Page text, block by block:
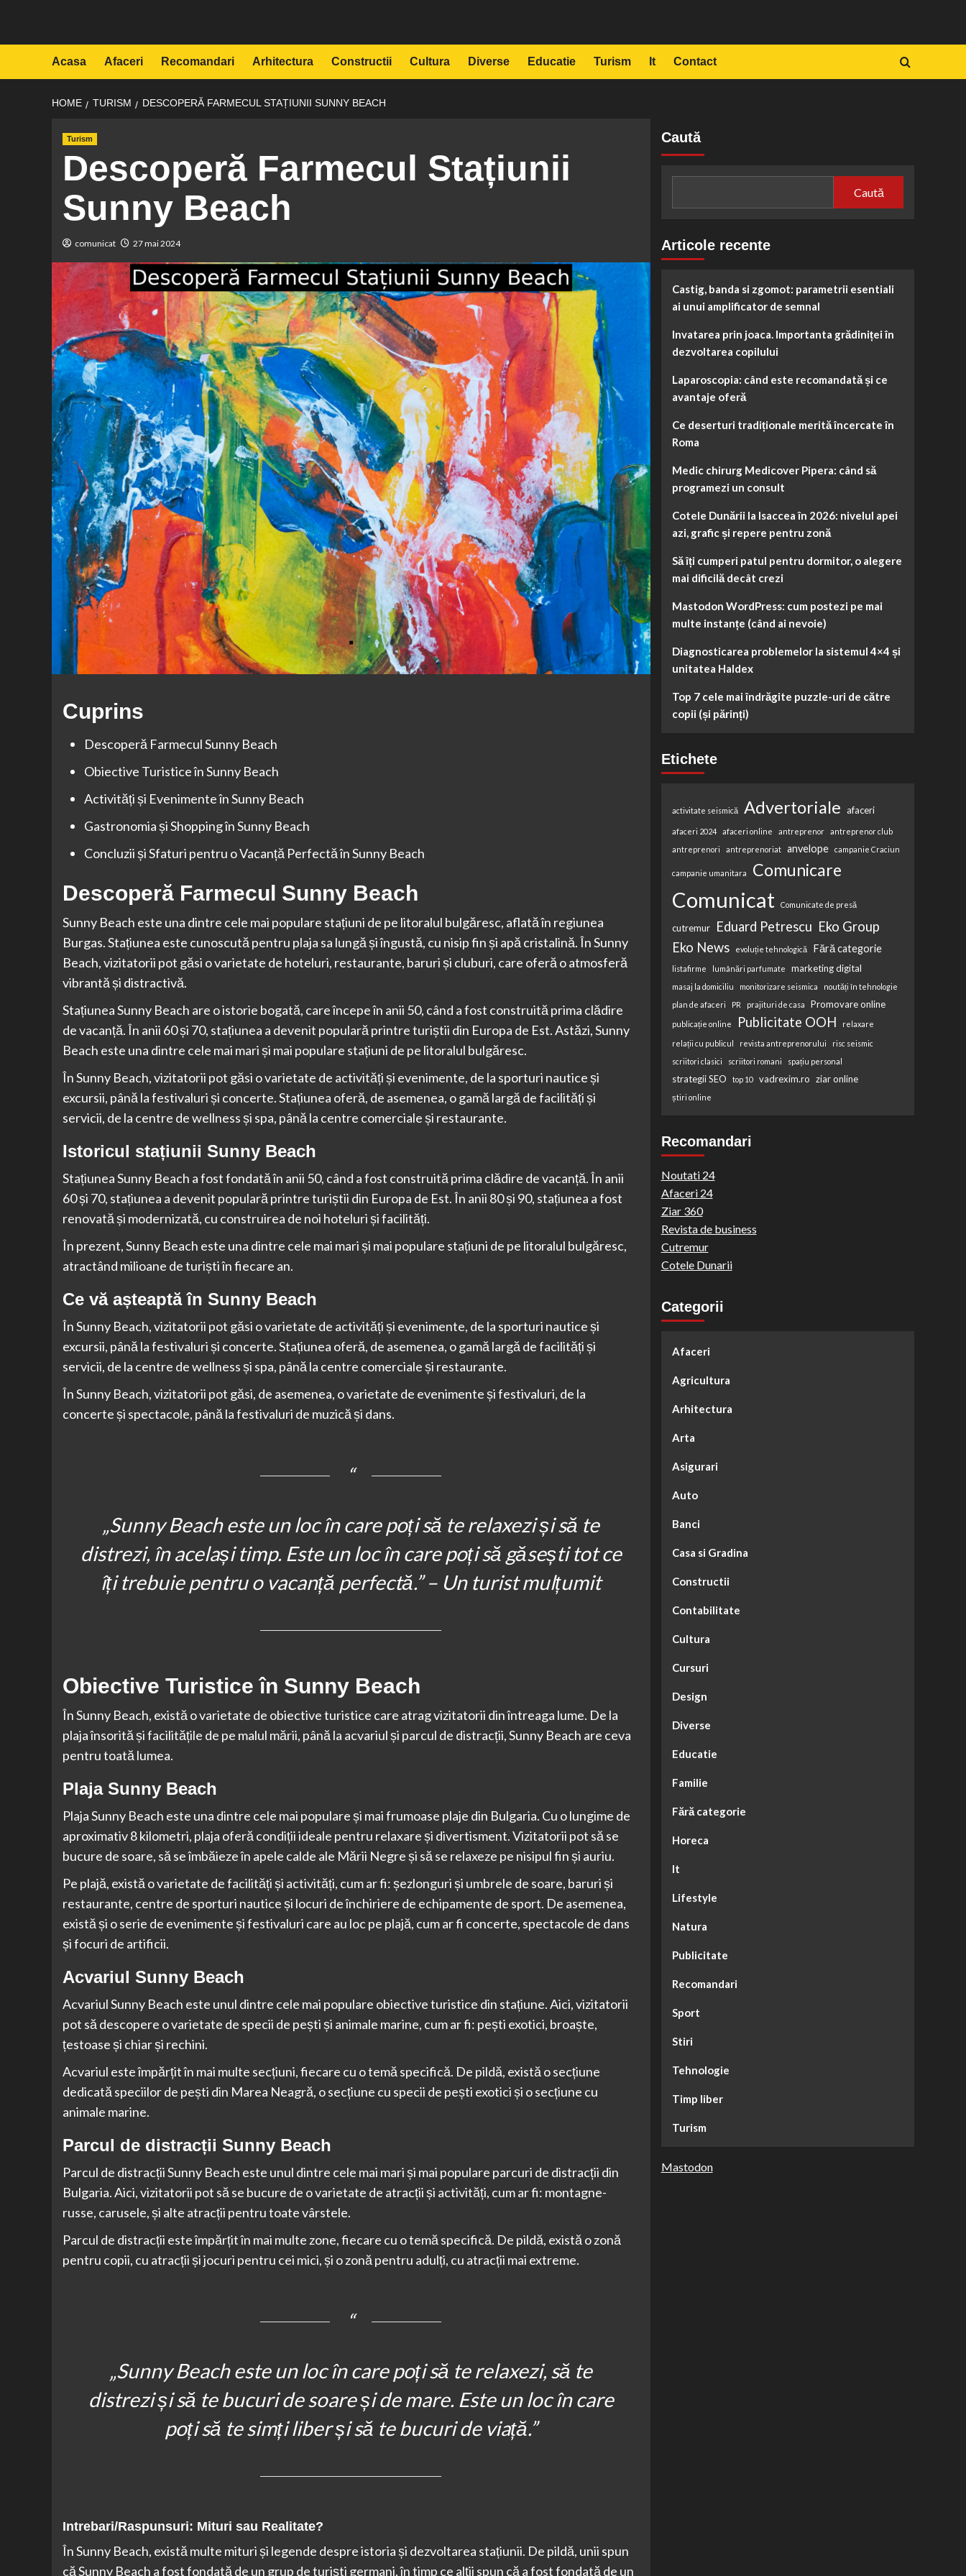
content
Acasa Afaceri Recomandari Arhitectura Constructii Cultura Diverse Educatie Turism It Contact
HOME TURISM DESCOPERĂ FARMECUL STAȚIUNII SUNNY BEACH
Turism
Descoperă Farmecul Stațiunii
Sunny Beach
comunicat 27 mai 2024
Cuprins
Descoperă Farmecul Sunny Beach
Obiective Turistice în Sunny Beach
Activități și Evenimente în Sunny Beach
Gastronomia și Shopping în Sunny Beach
Concluzii și Sfaturi pentru o Vacanță Perfectă în Sunny Beach
Descoperă Farmecul Sunny Beach
Sunny Beach este una dintre cele mai populare stațiuni de pe litoralul bulgăresc, aflată în regiunea
Burgas. Stațiunea este cunoscută pentru plaja sa lungă și îngustă, cu nisip fin și apă cristalină. În Sunny
Beach, vizitatorii pot găsi o varietate de hoteluri, restaurante, baruri și cluburi, care oferă o atmosferă
vibrantă și distractivă.
Stațiunea Sunny Beach are o istorie bogată, care începe în anii 50, când a fost construită prima clădire
de vacanță. În anii 60 și 70, stațiunea a devenit populară printre turiștii din Europa de Est. Astăzi, Sunny
Beach este una dintre cele mai mari și mai populare stațiuni de pe litoralul bulgăresc.
În Sunny Beach, vizitatorii pot găsi o varietate de activități și evenimente, de la sporturi nautice și
excursii, până la festivaluri și concerte. Stațiunea oferă, de asemenea, o gamă largă de facilități și
servicii, de la centre de wellness și spa, până la centre comerciale și restaurante.
Istoricul stațiunii Sunny Beach
Stațiunea Sunny Beach a fost fondată în anii 50, când a fost construită prima clădire de vacanță. În anii
60 și 70, stațiunea a devenit populară printre turiștii din Europa de Est. În anii 80 și 90, stațiunea a fost
renovată și modernizată, cu construirea de noi hoteluri și facilități.
În prezent, Sunny Beach este una dintre cele mai mari și mai populare stațiuni de pe litoralul bulgăresc,
atractând milioane de turiști în fiecare an.
Ce vă așteaptă în Sunny Beach
În Sunny Beach, vizitatorii pot găsi o varietate de activități și evenimente, de la sporturi nautice și
excursii, până la festivaluri și concerte. Stațiunea oferă, de asemenea, o gamă largă de facilități și
servicii, de la centre de wellness și spa, până la centre comerciale și restaurante.
În Sunny Beach, vizitatorii pot găsi, de asemenea, o varietate de evenimente și festivaluri, de la
concerte și spectacole, până la festivaluri de muzică și dans.
„Sunny Beach este un loc în care poți să te relaxezi și să te
distrezi, în același timp. Este un loc în care poți să găsești tot ce
îți trebuie pentru o vacanță perfectă.” – Un turist mulțumit
Obiective Turistice în Sunny Beach
În Sunny Beach, există o varietate de obiective turistice care atrag vizitatorii din întreaga lume. De la
plaja însorită și facilitățile de pe malul mării, până la acvariul și parcul de distracții, Sunny Beach are ceva
pentru toată lumea.
Plaja Sunny Beach
Plaja Sunny Beach este una dintre cele mai populare și mai frumoase plaje din Bulgaria. Cu o lungime de
aproximativ 8 kilometri, plaja oferă condiții ideale pentru relaxare și divertisment. Vizitatorii pot să se
bucure de soare, să se îmbăieze în apele calde ale Mării Negre și să se relaxeze pe nisipul fin și auriu.
Pe plajă, există o varietate de facilități și activități, cum ar fi: șezlonguri și umbrele de soare, baruri și
restaurante, centre de sporturi nautice și locuri de închiriere de echipamente de sport. De asemenea,
există și o serie de evenimente și festivaluri care au loc pe plajă, cum ar fi concerte, spectacole de dans
și focuri de artificii.
Acvariul Sunny Beach
Acvariul Sunny Beach este unul dintre cele mai populare obiective turistice din stațiune. Aici, vizitatorii
pot să descopere o varietate de specii de pești și animale marine, cum ar fi: pești exotici, broaște,
țestoase și chiar și rechini.
Acvariul este împărțit în mai multe secțiuni, fiecare cu o temă specifică. De pildă, există o secțiune
dedicată speciilor de pești din Marea Neagră, o secțiune cu specii de pești exotici și o secțiune cu
animale marine.
Parcul de distracții Sunny Beach
Parcul de distracții Sunny Beach este unul dintre cele mai mari și mai populare parcuri de distracții din
Bulgaria. Aici, vizitatorii pot să se bucure de o varietate de atracții și activități, cum ar fi: montagne-
russe, carusele, și alte atracții pentru toate vârstele.
Parcul de distracții este împărțit în mai multe zone, fiecare cu o temă specifică. De pildă, există o zonă
pentru copii, cu atracții și jocuri pentru cei mici, și o zonă pentru adulți, cu atracții mai extreme.
„Sunny Beach este un loc în care poți să te relaxezi, să te
distrezi și să te bucuri de soare și de mare. Este un loc în care
poți să te simți liber și să te bucuri de viață.”
Intrebari/Raspunsuri: Mituri sau Realitate?
În Sunny Beach, există multe mituri și legende despre istoria și dezvoltarea stațiunii. De pildă, unii spun
că Sunny Beach a fost fondată de un grup de turiști germani, în timp ce alții spun că a fost fondată de un
Caută
Caută
Articole recente
Castig, banda si zgomot: parametrii esentiali
ai unui amplificator de semnal
Invatarea prin joaca. Importanta grădiniței în
dezvoltarea copilului
Laparoscopia: când este recomandată și ce
avantaje oferă
Ce deserturi tradiționale merită încercate în
Roma
Medic chirurg Medicover Pipera: când să
programezi un consult
Cotele Dunării la Isaccea în 2026: nivelul apei
azi, grafic și repere pentru zonă
Să îți cumperi patul pentru dormitor, o alegere
mai dificilă decât crezi
Mastodon WordPress: cum postezi pe mai
multe instanțe (când ai nevoie)
Diagnosticarea problemelor la sistemul 4×4 și
unitatea Haldex
Top 7 cele mai îndrăgite puzzle-uri de către
copii (și părinți)
Etichete
activitate seismică Advertoriale afaceri
afaceri 2024 afaceri online antreprenor
antreprenor club
antreprenori
antreprenoriat anvelope campanie Craciun
campanie umanitara Comunicare
Comunicat Comunicate de presă
cutremur Eduard Petrescu Eko Group
Eko News
evoluție tehnologică Fără categorie
listafirme lumânări parfumate marketing digital
masaj la domiciliu monitorizare seismica
noutăți în tehnologie
plan de afaceri
PR prajituri de casa Promovare online
publicație online Publicitate OOH relaxare
relații cu publicul revista antreprenorului
risc seismic
scriitori clasici
scriitori romani spațiu personal
strategii SEO top 10 vadrexim.ro ziar online
știri online
Recomandari
Noutati 24
Afaceri 24
Ziar 360
Revista de business
Cutremur
Cotele Dunarii
Categorii
Afaceri
Agricultura
Arhitectura
Arta
Asigurari
Auto
Banci
Casa si Gradina
Constructii
Contabilitate
Cultura
Cursuri
Design
Diverse
Educatie
Familie
Fără categorie
Horeca
It
Lifestyle
Natura
Publicitate
Recomandari
Sport
Stiri
Tehnologie
Timp liber
Turism
Mastodon